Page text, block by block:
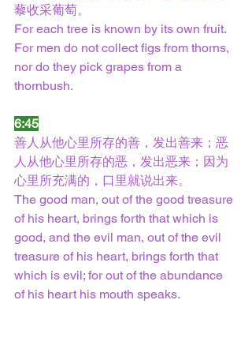
藜收采葡萄。
For each tree is known by its own fruit.
For men do not collect figs from thorns,
nor do they pick grapes from a
thornbush.
6:45
善人从他心里所存的善，发出善来；恶
人从他心里所存的恶，发出恶来；因为
心里所充满的，口里就说出来。
The good man, out of the good treasure
of his heart, brings forth that which is
good, and the evil man, out of the evil
treasure of his heart, brings forth that
which is evil; for out of the abundance
of his heart his mouth speaks.